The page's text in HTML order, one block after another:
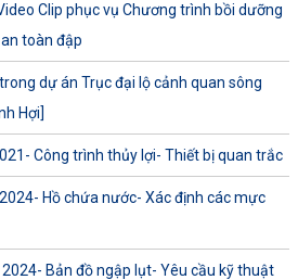
Clip phục vụ Chương trình bồi dưỡng
toàn đập
dự án Trục đại lộ cảnh quan sông
Hợi]
Công trình thủy lợi- Thiết bị quan trắc
Hồ chứa nước- Xác định các mực
2024- Bản đồ ngập lụt- Yêu cầu kỹ thuật